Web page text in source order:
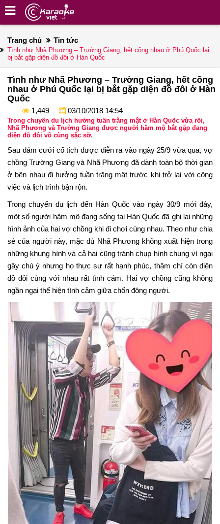
Trang chủ Tin tức
Tình như Nhã Phương – Trường Giang, hết cõng nhau ở Phú Quốc lại
bị bắt gặp diện đồ đôi ở Hàn Quốc
Tình như Nhã Phương – Trường Giang, hết cõng
nhau ở Phú Quốc lại bị bắt gặp diện đồ đôi ở Hàn
Quốc
1,449 03/10/2018 14:54
Trong chuyến du lịch hưởng tuần trăng mật ở Hàn Quốc vừa rồi,
Nhã Phương và Trường Giang được người hâm mộ bắt gặp đang
diện đồ đôi vô cùng sặc sỡ.
Sau đám cưới cổ tích được diễn ra vào ngày 25/9 vừa qua, vợ
chồng Trường Giang và Nhã Phương đã dành toàn bộ thời gian
ở bên nhau đi hưởng tuần trăng mật trước khi trở lại với công
việc và lịch trình bận rộn.
Trong chuyến du lịch đến Hàn Quốc vào ngày 30/9 mới đây,
một số người hâm mộ đang sống tại Hàn Quốc đã ghi lại những
hình ảnh của hai vợ chồng khi đi chơi cùng nhau. Theo như chia
sẻ của người này, mặc dù Nhã Phương không xuất hiện trong
những khung hình và cả hai cũng tránh chụp hình chung vì ngại
gây chú ý nhưng họ thực sự rất hạnh phúc, thậm chí còn diện
đồ đôi cùng với nhau rất tình cảm. Hai vợ chồng cũng không
ngần ngại thể hiện tình cảm giữa chốn đông người.